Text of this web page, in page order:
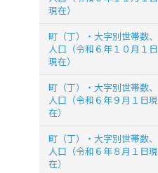
現在）
町（丁）・大字別世帯数、
人口（令和６年１０月１日
現在）
町（丁）・大字別世帯数、
人口（令和６年９月１日現
在）
町（丁）・大字別世帯数、
人口（令和６年８月１日現
在）